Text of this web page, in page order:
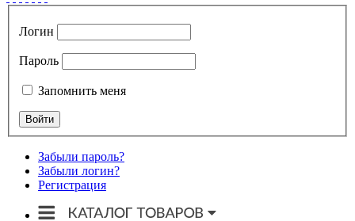
Логин
Пароль
Запомнить меня
Забыли пароль?
Забыли логин?
Регистрация